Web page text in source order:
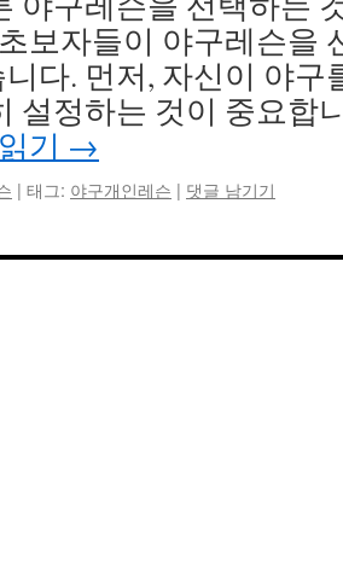
보자들이 야구레슨을
다. 먼저, 자신이 야구
설정하는 것이 중요합
기 →
| 태그: 야구개인레슨 | 댓글 남기기